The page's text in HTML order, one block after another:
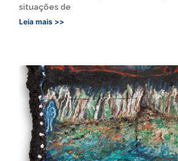
situações de
Leia mais >>